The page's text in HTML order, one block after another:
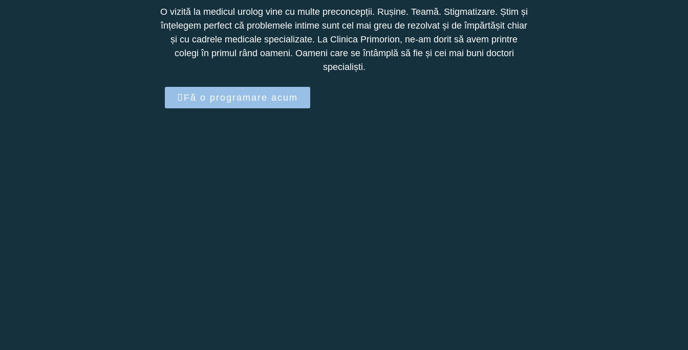
O vizită la medicul urolog vine cu multe preconcepții. Rușine. Teamă. Stigmatizare. Știm și
înțelegem perfect că problemele intime sunt cel mai greu de rezolvat și de împărtășit chiar
și cu cadrele medicale specializate. La Clinica Primorion, ne-am dorit să avem printre
colegi în primul rând oameni. Oameni care se întâmplă să fie și cei mai buni doctori
specialiști.
Fă o programare acum